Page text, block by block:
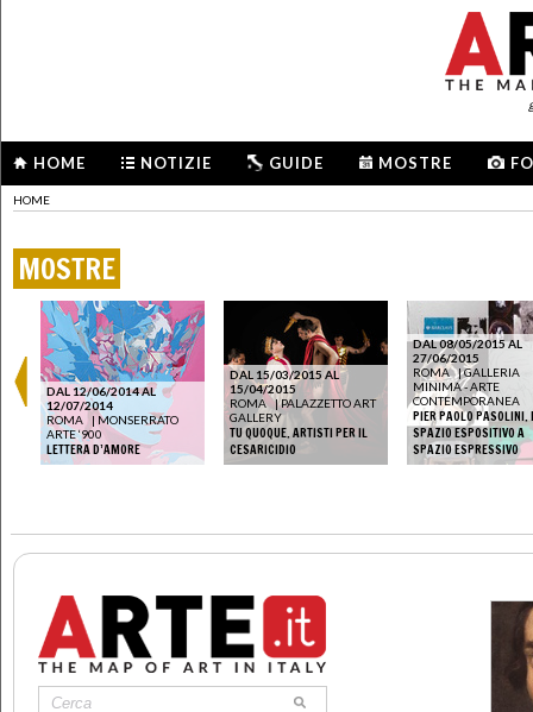
HOME NOTIZIE GUIDE MOSTRE
HOME
MOSTRE
DAL 12/06/2014 AL
12/07/2014
ROMA
| MONSERRATO
ARTE ‘900
LETTERA D’AMORE
DAL 15/03/2015 AL
15/04/2015
ROMA |PALAZZETTO ART
GALLERY
TU QUOQUE. ARTISTI PER IL
CESARICIDIO
DAL 08/05/2015 AL
27/06/2015
ROMA |GALLERIA
MINIMA - ARTE
CONTEMPORANEA
PIER PAOLO PASOLINI.
SPAZIO ESPOSITIVO A
SPAZIO ESPRESSIVO